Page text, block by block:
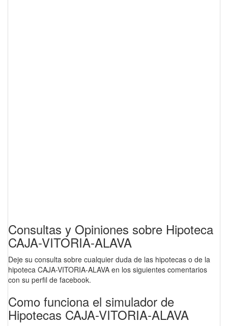
Consultas y Opiniones sobre Hipoteca
CAJA-VITORIA-ALAVA
Deje su consulta sobre cualquier duda de las hipotecas o de la
hipoteca CAJA-VITORIA-ALAVA en los siguientes comentarios
con su perfil de facebook.
Como funciona el simulador de
Hipotecas CAJA-VITORIA-ALAVA